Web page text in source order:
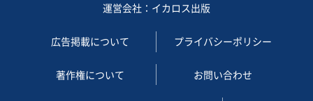
運営会社：イカロス出版
広告掲載について プライバシーポリシー
著作権について お問い合わせ